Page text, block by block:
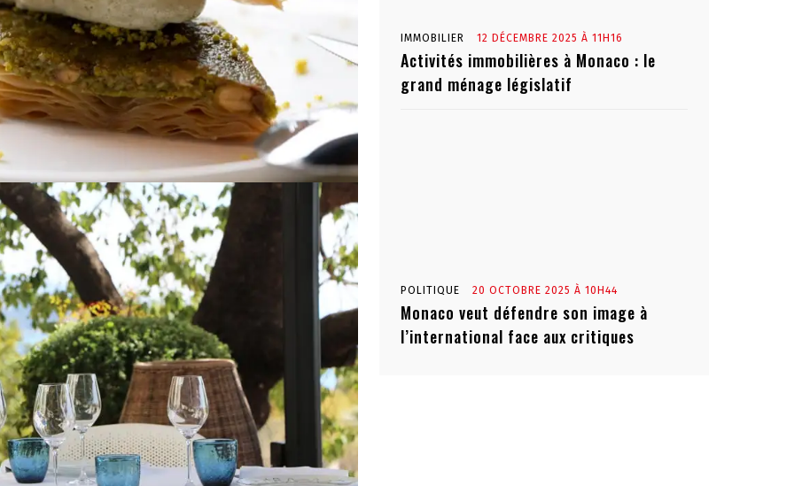
IMMOBILIER 12 DÉCEMBRE 2025 À 11H16
Activités immobilières à Monaco : le
grand ménage législatif
POLITIQUE 20 OCTOBRE 2025 À 10H44
Monaco veut défendre son image à
l’international face aux critiques